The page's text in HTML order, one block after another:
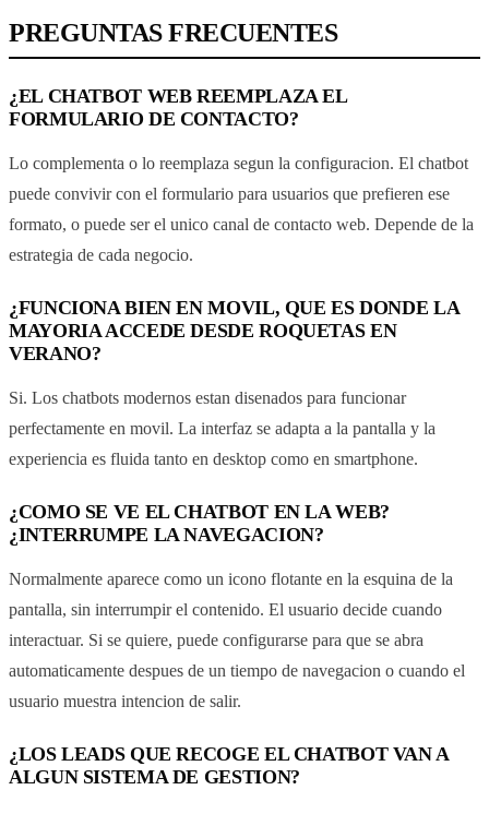
PREGUNTAS FRECUENTES
¿EL CHATBOT WEB REEMPLAZA EL
FORMULARIO DE CONTACTO?
Lo complementa o lo reemplaza segun la configuracion. El chatbot
puede convivir con el formulario para usuarios que prefieren ese
formato, o puede ser el unico canal de contacto web. Depende de la
estrategia de cada negocio.
¿FUNCIONA BIEN EN MOVIL, QUE ES DONDE LA
MAYORIA ACCEDE DESDE ROQUETAS EN
VERANO?
Si. Los chatbots modernos estan disenados para funcionar
perfectamente en movil. La interfaz se adapta a la pantalla y la
experiencia es fluida tanto en desktop como en smartphone.
¿COMO SE VE EL CHATBOT EN LA WEB?
¿INTERRUMPE LA NAVEGACION?
Normalmente aparece como un icono flotante en la esquina de la
pantalla, sin interrumpir el contenido. El usuario decide cuando
interactuar. Si se quiere, puede configurarse para que se abra
automaticamente despues de un tiempo de navegacion o cuando el
usuario muestra intencion de salir.
¿LOS LEADS QUE RECOGE EL CHATBOT VAN A
ALGUN SISTEMA DE GESTION?